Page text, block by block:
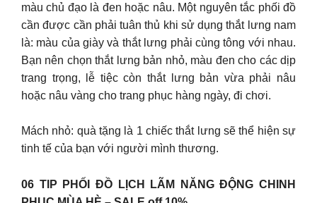
màu chủ đạo là đen hoặc nâu. Một nguyên tắc phối đồ
cần được cần phải tuân thủ khi sử dụng thắt lưng nam
là: màu của giày và thắt lưng phải cùng tông với nhau.
Bạn nên chọn thắt lưng bản nhỏ, màu đen cho các dịp
trang trọng, lễ tiệc còn thắt lưng bản vừa phải nâu
hoặc nâu vàng cho trang phục hàng ngày, đi chơi.
Mách nhỏ: quà tặng là 1 chiếc thắt lưng sẽ thể hiện sự
tinh tế của bạn với người mình thương.
06 TIP PHỐI ĐỒ LỊCH LÃM NĂNG ĐỘNG CHINH